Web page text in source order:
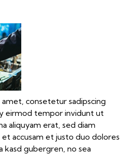
consetetur sadipscing
eirmod tempor invidunt ut
aliquyam erat, sed diam
accusam et justo duo dolores
kasd gubergren, no sea